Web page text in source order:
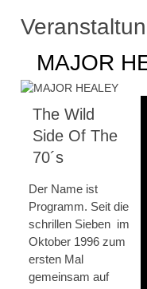
MAJOR
The Wild
Side Of The
70´s
Der Name ist
Programm. Seit die
schrillen Sieben im
Oktober 1996 zum
ersten Mal
gemeinsam auf